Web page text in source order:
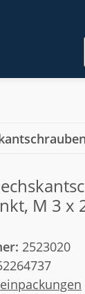
M 3 x
2523020